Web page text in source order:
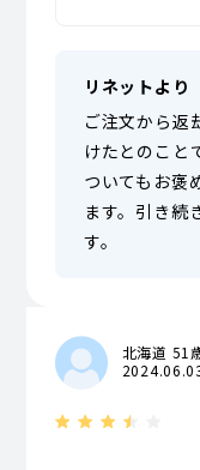
リネットより
ご注文から返
けたとのこと
ついてもお褒
ます。引き続
す。
北海道 51